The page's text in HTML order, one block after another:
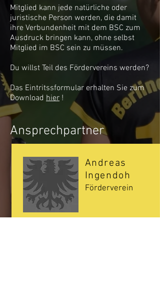
Mitglied kann jede natürliche oder
juristische Person werden, die damit
ihre Verbundenheit mit dem BSC zum
Ausdruck bringen kann, ohne selbst
Mitglied im BSC sein zu müssen.
Du willst Teil des Fördervereins werden?
Das Eintritssformular erhalten Sie zum
Download hier !
Ansprechpartner
Andreas
Ingendoh
Förderverein